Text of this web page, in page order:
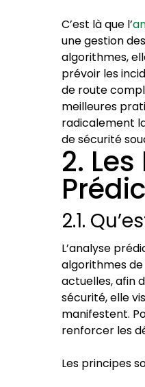
C’est là que l’
une gestion
algorithmes,
prévoir les
de route
meilleures
radicalement
de sécurité
2.
2.1.
L’analyse
algorithmes
actuelles, afin
sécurité, elle
manifestent.
renforcer les
Les principes